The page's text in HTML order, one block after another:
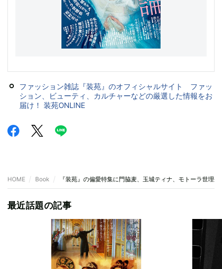
ファッション雑誌『装苑』のオフィシャルサイト ファッ
ション、ビューティ、カルチャーなどの厳選した情報をお
届け！ 装苑ONLINE
HOME Book 『装苑』の偏愛特集に門脇麦、玉城ティナ、モトーラ世理
最近話題の記事